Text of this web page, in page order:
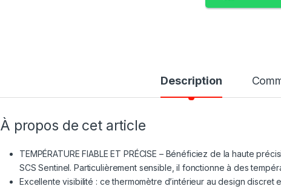
Description
À propos de cet article
TEMPÉRATURE FIABLE ET PRÉCISE – Bénéficiez de la haute
SCS Sentinel. Particulièrement sensible, il fonctionne à des
Excellente visibilité : ce thermomètre d’intérieur au design discret